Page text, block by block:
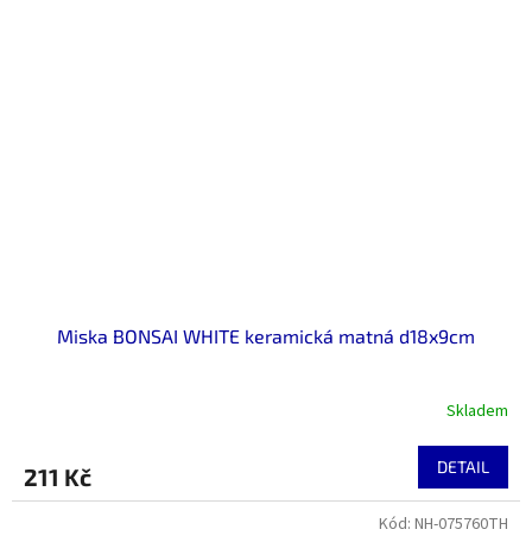
Miska BONSAI WHITE keramická matná d18x9cm
Skladem
211 Kč DETAIL
Kód: NH-075760TH